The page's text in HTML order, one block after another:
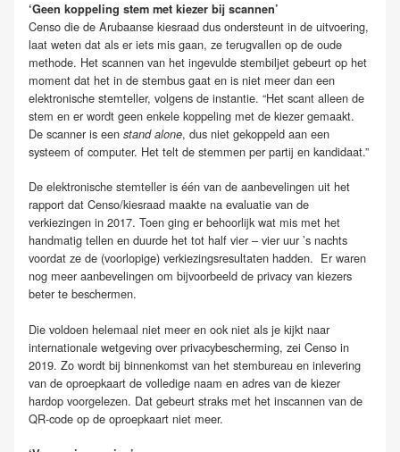
‘Geen koppeling stem met kiezer bij scannen’
Censo die de Arubaanse kiesraad dus ondersteunt in de uitvoering,
laat weten dat als er iets mis gaan, ze terugvallen op de oude
methode. Het scannen van het ingevulde stembiljet gebeurt op het
moment dat het in de stembus gaat en is niet meer dan een
elektronische stemteller, volgens de instantie. “Het scant alleen de
stem en er wordt geen enkele koppeling met de kiezer gemaakt.
De scanner is een stand alone, dus niet gekoppeld aan een
systeem of computer. Het telt de stemmen per partij en kandidaat.”
De elektronische stemteller is één van de aanbevelingen uit het
rapport dat Censo/kiesraad maakte na evaluatie van de
verkiezingen in 2017. Toen ging er behoorlijk wat mis met het
handmatig tellen en duurde het tot half vier – vier uur ’s nachts
voordat ze de (voorlopige) verkiezingsresultaten hadden. Er waren
nog meer aanbevelingen om bijvoorbeeld de privacy van kiezers
beter te beschermen.
Die voldoen helemaal niet meer en ook niet als je kijkt naar
internationale wetgeving over privacybescherming, zei Censo in
2019. Zo wordt bij binnenkomst van het stembureau en inlevering
van de oproepkaart de volledige naam en adres van de kiezer
hardop voorgelezen. Dat gebeurt straks met het inscannen van de
QR-code op de oproepkaart niet meer.